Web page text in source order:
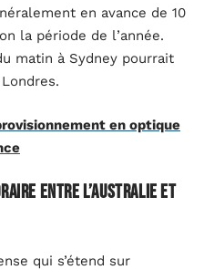
en avance de 10
la période de l’année.
matin à Sydney pourrait
en optique
entre l’Australie et
qui s’étend sur